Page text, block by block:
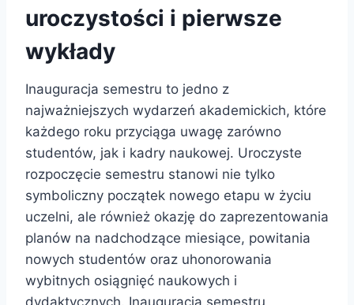
uroczystości i pierwsze
wykłady
Inauguracja semestru to jedno z
najważniejszych wydarzeń akademickich, które
każdego roku przyciąga uwagę zarówno
studentów, jak i kadry naukowej. Uroczyste
rozpoczęcie semestru stanowi nie tylko
symboliczny początek nowego etapu w życiu
uczelni, ale również okazję do zaprezentowania
planów na nadchodzące miesiące, powitania
nowych studentów oraz uhonorowania
wybitnych osiągnięć naukowych i